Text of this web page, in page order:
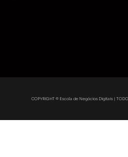
COPYRIGHT © Escola de Negócios Digitais |